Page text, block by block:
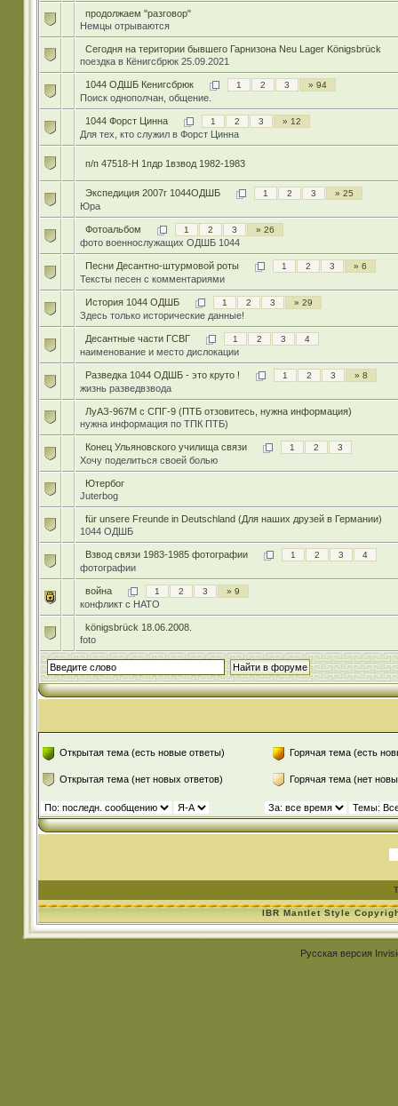
продолжаем "разговор"
Немцы отрываются
Сегодня на територии бывшего Гарнизона Neu Lager Königsbrück
поездка в Кёнигсбрюк 25.09.2021
1044 ОДШБ Кенигсбрюк 1 2 3 » 94
Поиск однополчан, общение.
1044 Форст Цинна 1 2 3 » 12
Для тех, кто служил в Форст Цинна
п/п 47518-Н 1пдр 1взвод 1982-1983
Экспедиция 2007г 1044ОДШБ 1 2 3 » 25
Юра
Фотоальбом 1 2 3 » 26
фото военнослужащих ОДШБ 1044
Песни Десантно-штурмовой роты 1 2 3 » 6
Тексты песен с комментариями
История 1044 ОДШБ 1 2 3 » 29
Здесь только исторические данные!
Десантные части ГСВГ 1 2 3 4
наименование и место дислокации
Разведка 1044 ОДШБ - это круто ! 1 2 3 » 8
жизнь разведвзвода
ЛуАЗ-967М с СПГ-9 (ПТБ отзовитесь, нужна информация)
нужна информация по ТПК ПТБ)
Конец Ульяновского училища связи 1 2 3
Хочу поделиться своей болью
Ютербог
Juterbog
für unsere Freunde in Deutschland (Для наших друзей в Германии)
1044 ОДШБ
Взвод связи 1983-1985 фотографии 1 2 3 4
фотографии
война 1 2 3 » 9
конфликт с НАТО
königsbrück 18.06.2008.
foto
Открытая тема (есть новые ответы)
Открытая тема (нет новых ответов)
Горячая тема (есть
Горячая тема (нет
IBR Mantlet Style
Русская версия